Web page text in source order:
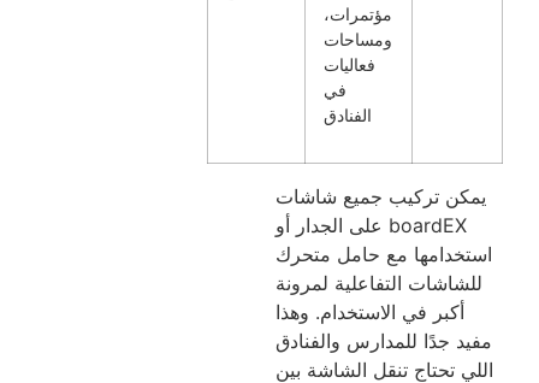
مؤتمرات،
ومساحات
فعاليات
في
الفنادق
يمكن تركيب جميع شاشات
boardEX على الجدار أو
استخدامها مع حامل متحرك
للشاشات التفاعلية لمرونة
أكبر في الاستخدام. وهذا
مفيد جدًا للمدارس والفنادق
اللي تحتاج تنقل الشاشة بين